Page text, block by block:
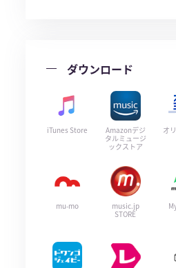
ダウンロード
iTunes Store
Amazonデジ
タルミュージ
ックストア
オ
mu-mo
music.jp
STORE